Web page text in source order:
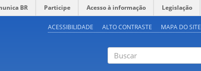
BR Participe Acesso à informação Legislação
ACESSIBILIDADE ALTO CONTRASTE MAPA DO SITE